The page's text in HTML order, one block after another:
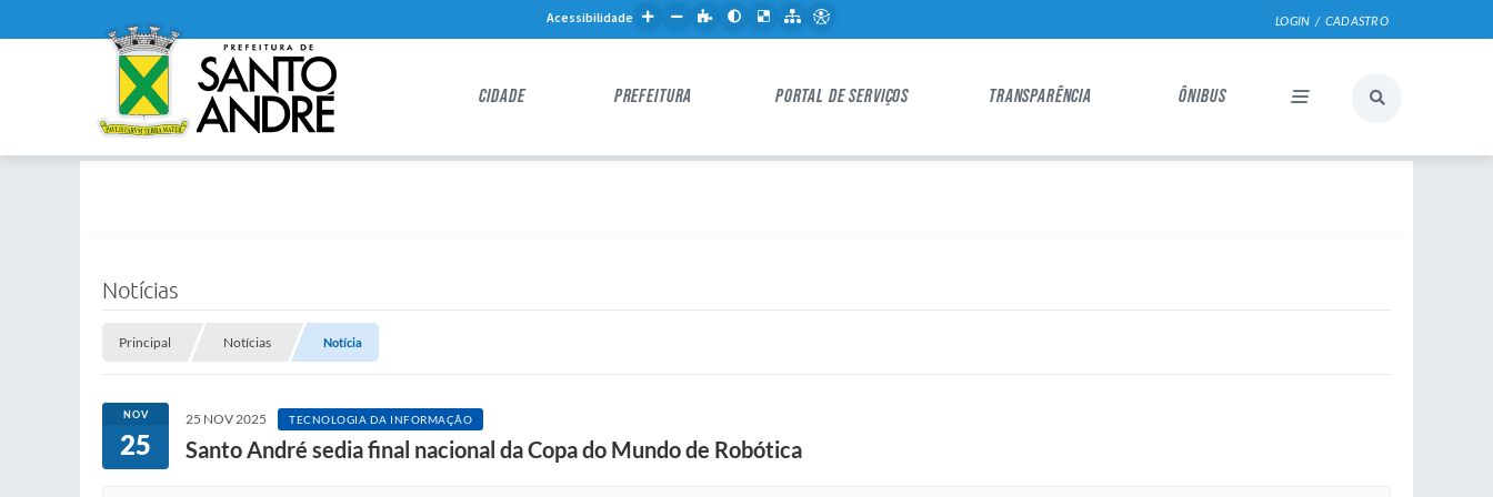
LOGIN / CADASTRO
Acessibilidade
CIDADE PREFEITURA PORTAL DE SERVIÇOS TRANSPARÊNCIA ÔNIBUS
Notícias
Principal Notícias Notícia
NOV
25
25 NOV 2025 TECNOLOGIA DA INFORMAÇÃO
Santo André sedia final nacional da Copa do Mundo de Robótica